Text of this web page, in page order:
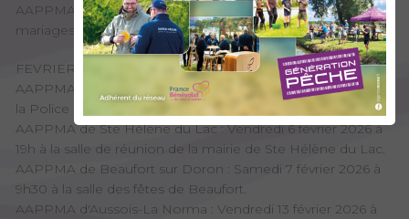
AAPPMA de Chambéry : Jeudi 29 janvier à 18h à la salle des
mariages de la mairie de Barby.
FEVRIER
AAPPMA d'Aime : Vendredi 6 février 2026 à 18h à la salle de
la Police Municipale d'Aime La Plagne.
AAPPMA de Ste Hélène du Lac : Vendredi 6 février 2026 à
19h à la salle de réunion de la mairie de Ste Hélène du Lac.
AAPPMA de Beaufort sur Doron : Samedi 7 février 2026 à
9h30 à la salle des fêtes de Beaufort.
AAPPMA d'Aussois-La Norma : Vendredi 13 février 2026 à